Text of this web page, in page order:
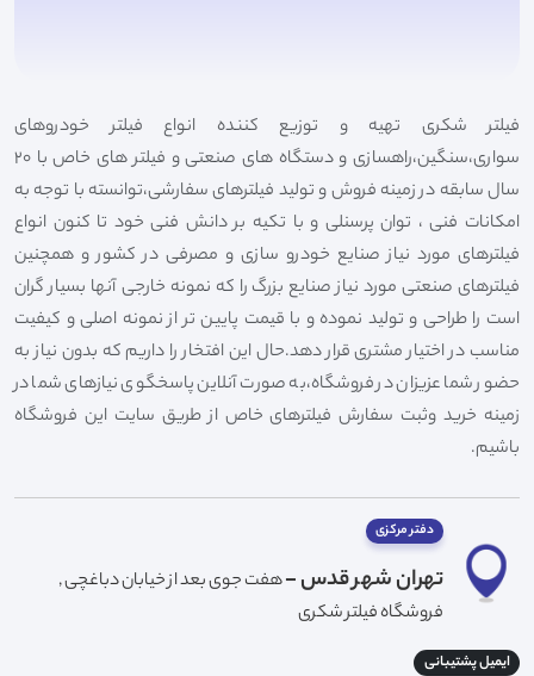
فیلتر شکری تهیه و توزیع کننده انواع فیلتر خودروهای
سواری،سنگین،راهسازی و دستگاه های صنعتی و فیلتر های خاص با 20
سال سابقه در زمینه فروش و تولید فیلترهای سفارشی،توانسته با توجه به
امکانات فنی ، توان پرسنلی و با تکیه بر دانش فنی خود تا کنون انواع
فیلترهای مورد نیاز صنایع خودرو سازی و مصرفی در کشور و همچنین
فیلترهای صنعتی مورد نیاز صنایع بزرگ را که نمونه خارجی آنها بسیار گران
است را طراحی و تولید نموده و با قیمت پایین تر از نمونه اصلی و کیفیت
مناسب در اختیار مشتری قرار دهد.حال این افتخار را داریم که بدون نیاز به
حضور شما عزیزان در فروشگاه،به صورت آنلاین پاسخگوی نیازهای شما در
زمینه خرید وثبت سفارش فیلترهای خاص از طریق سایت این فروشگاه
باشیم.
دفتر مرکزی
تهران شهر قدس -هفت جوی بعد از خیابان دباغچی ,
فروشگاه فیلتر شکری
ایمیل پشتیبانی